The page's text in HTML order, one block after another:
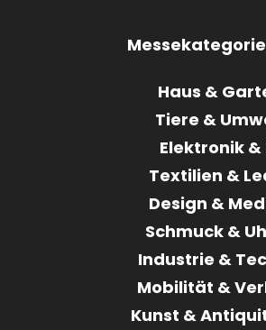
Haus &
Tiere &
Elektronik &
Textilien &
Design &
Schmuck &
Industrie &
Mobilität &
Kunst &